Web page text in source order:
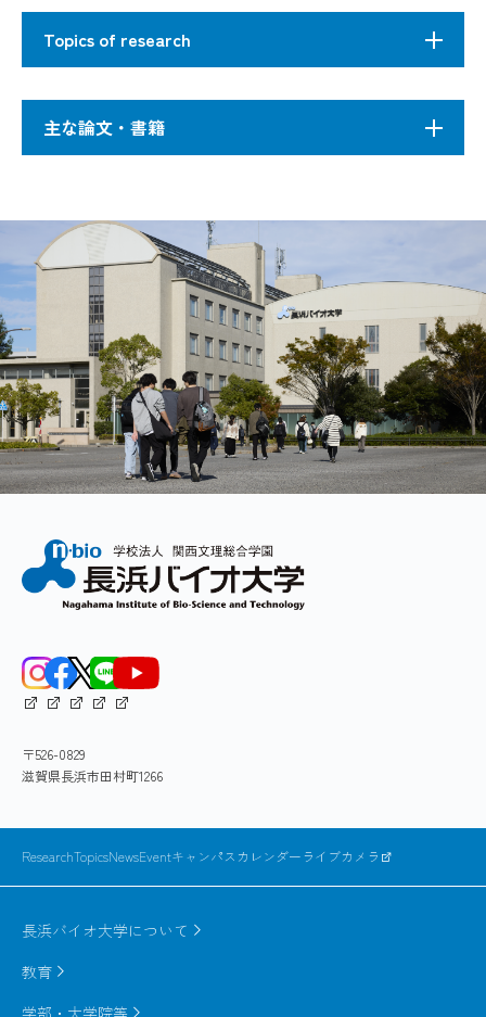
生命現象をつかさどる主要な分子である、蛋白質
やＲＮＡを深く理解することで生命の基本的なし
くみを理解したいと考えている。特にタンパク質
やＲＮＡの機能発現の立体構造的基盤、その立体
構造の構築原理、および、構造や機能の進化の過
程を理解することを目指して、構造データベース
て、生体分子の構造・機能の予測や新規の有用な
分子の設計などのツールの発展を目指す。
タンパク質のフォールディング過程のシミュレー
ション
タンパク質がほどけた状態から天然構造へ自然に
構造形成される分子機構を、その逆過程であるア
ンフォールディング過程のシミュレーションを実
ディングが進み、全体的なコンフォメーションが
大きく変化し続ける段階に達しても、ポリペプチ
ド鎖の局所的な部分がそれぞれ比較的コンパクト
トな部分構造に対応していたため、タンパク質が
階層的に折れ畳まれていく機構が示唆された
ディング過程のシミュレーションを加速し、現実
的な時間で天然構造に到達させることを目指す。
Topics of research
Protein and RNA are key molecular machines
producing various biological phenomena. Through
deep understanding of the physicochemical behavior
must be clarified. In particular, toward understanding
structural bases on which their functions are
expressed, principles of self-organization of their
native structures, and evolutionary processes
producing such structures and functions, we have
performed statistical analyses of structural data,
molecular modeling and molecular simulation. Based
on these studies, bioinformatics tools such as those
for predicting structure and function of
uncharacterized genes' products and designing new
useful molecules, will be also improved.
Molecular dynamics simulation of protein folding
ordered native protein structures from disordered
conformations have been studied by computer
simulation of protein unfolding, a reverse process of
the unfolding process where a protein was
changing its overall conformation, we have found
that local parts of the polypeptide chain tend to take
relatively compact conformations. These parts
the folded structure of the protein, which suggests
a hierarchical process of protein folding (Figure 1).
主な論文・書籍
1
transcripts.
Shionyu M., Yamaguchi A., Shinoda K.,
splicing on protein structure, interaction
3
Shinoda K., Takahashi K. & Go M.
end interactions within quasi-modules.
Takahashi K., Baba S., Koyanagi Y.,
276:31274-31278 (2001)
5
Takahashi K., Noguti T., Hojo H., Ohkubo
〒526-0829
滋賀県長浜市田村町1266
ResearchTopicsNewsEventキャンパスカレンダーライブカメラ
長浜バイオ大学について
教育
学部・大学院等